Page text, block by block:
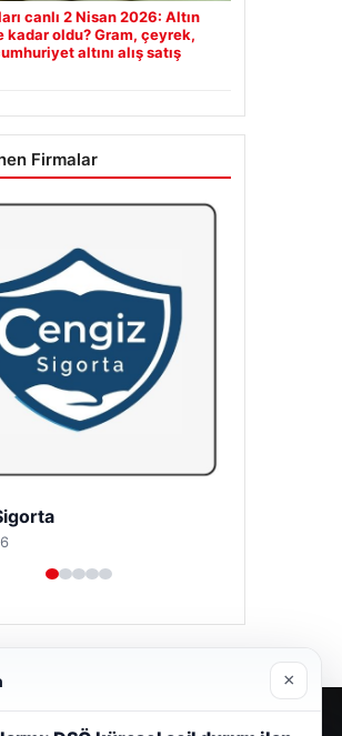
canlı 2 Nisan 2026: Altın
kadar oldu? Gram, çeyrek,
altını alış satış
Firmalar
×